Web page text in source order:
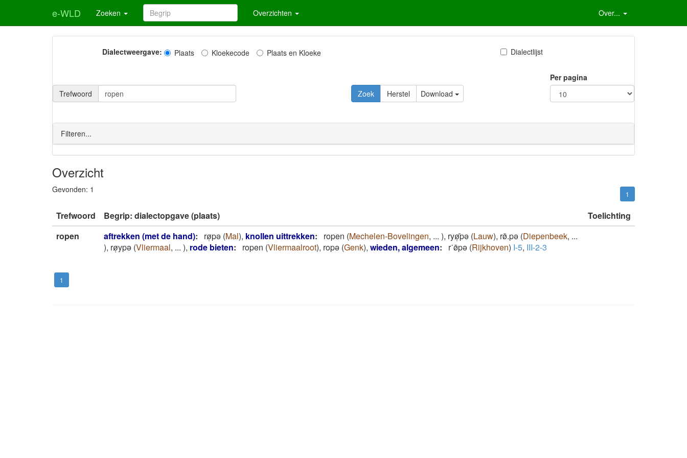
e-WLD Zoeken Overzichten Over...
Dialectweergave: Plaats Kloekecode Plaats en Kloeke Dialectlijst
Trefwoord Download
Per pagina
Filteren...
Overzicht
Gevonden: 1 1
Trefwoord Begrip: dialectopgave (plaats)
Toelichting
ropen
aftrekken (met de hand): rø̜pǝ (Mal), knollen uittrekken: ropen (Mechelen-Bovelingen, ... ), ryø̜̄pǝ (Lauw), rø̄.pǝ (Diepenbeek, ...
), rø̜ypǝ (Vliermaal, ... ), rode bieten: ropen (Vliermaalroot), ropə (Genk), wieden, algemeen: r˙ø̄pǝ (Rijkhoven) I-5, III-2-3
1